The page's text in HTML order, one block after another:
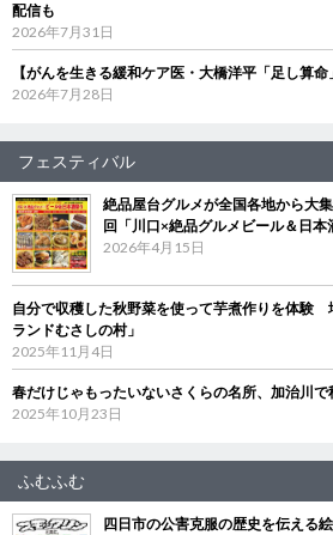
配信も
2026年7月31日
【がんを生きる緩和ケア医・大橋洋平「足し算
2026年7月28日
フェスティバル
絶品屋台グルメが全国各地から大
回「川口×絶品グルメビール＆日
2026年4月15日
自分で収穫した秋野菜を使って芋煮作りを体験
ランドむさしの村」
2025年11月4日
春だけじゃもったいないさくらの名所、加治川で
2025年10月23日
ふむふむ
四日市の公害克服の歴史を伝える